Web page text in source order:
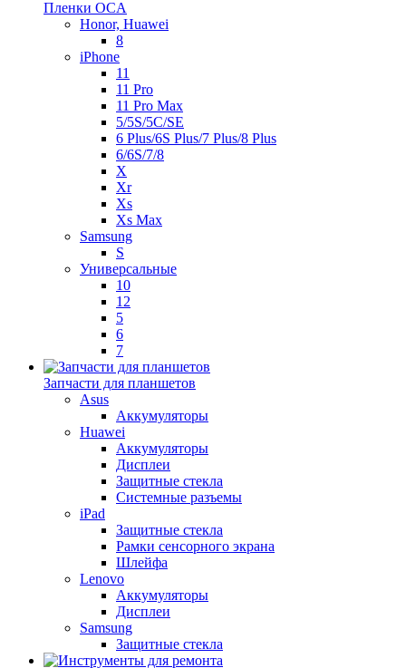
Пленки OCA
Honor, Huawei
8
iPhone
11
11 Pro
11 Pro Max
5/5S/5C/SE
6 Plus/6S Plus/7 Plus/8 Plus
6/6S/7/8
X
Xr
Xs
Xs Max
Samsung
S
Универсальные
10
12
5
6
7
Запчасти для планшетов
Asus
Аккумуляторы
Huawei
Аккумуляторы
Дисплеи
Защитные стекла
Системные разъемы
iPad
Защитные стекла
Рамки сенсорного экрана
Шлейфа
Lenovo
Аккумуляторы
Дисплеи
Samsung
Защитные стекла